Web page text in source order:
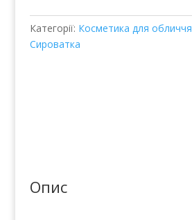
Fluido
Levigante
Viso
Категорії: Косметика для обличчя
Сироватка
Опис